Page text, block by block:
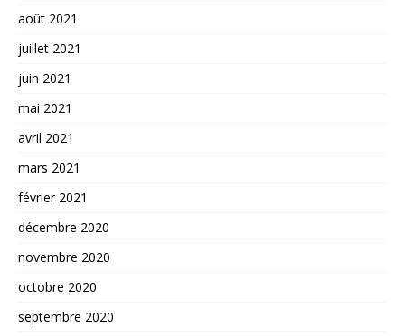
août 2021
juillet 2021
juin 2021
mai 2021
avril 2021
mars 2021
février 2021
décembre 2020
novembre 2020
octobre 2020
septembre 2020